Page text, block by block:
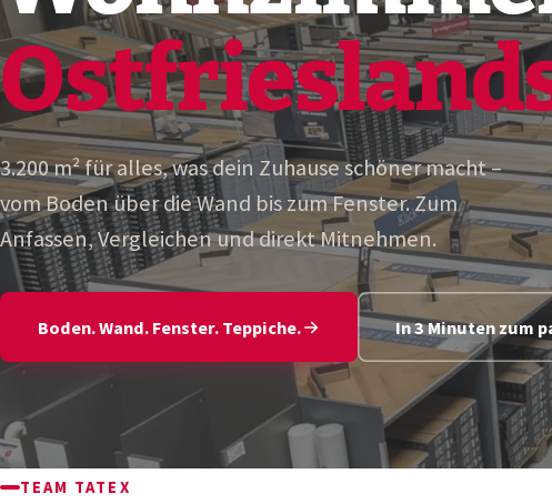
3.200 m² für alles, was dein Zuhause schöner macht –
vom Boden über die Wand bis zum Fenster. Zum
Anfassen, Vergleichen und direkt Mitnehmen.
Boden. Wand. Fenster. Teppiche. In 3 Minuten zum
TEAM TATEX